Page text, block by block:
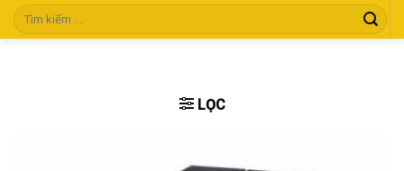
Skip
Tìm
kiếm:
LỌC